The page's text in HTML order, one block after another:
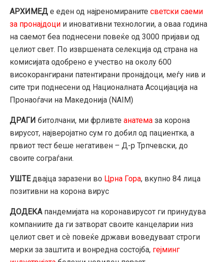
АРХИМЕД е еден од најреномираните светски саеми
за пронајдоци и иновативни технологии, а оваа година
на саемот беа поднесени повеќе од 3000 пријави од
целиот свет. По извршената селекција од страна на
комисијата одобрено е учество на околу 600
високорангирани патентирани пронајдоци, меѓу нив и
сите три поднесени од Националната Асоцијација на
Пронаоѓачи на Македонија (NAIM)
ДРАГИ битолчани, ми фрливте анатема за корона
вирусот, најверојатно сум го добил од пациентка, а
првиот тест беше негативен – Д-р Трпчевски, до
своите сограѓани.
УШТЕдвајца заразени во Црна Гора, вкупно 84 лица
позитивни на корона вирус
ДОДЕКА пандемијата на коронавирусот ги принудува
компаниите да ги затворат своите канцеларии низ
целиот свет и сѐ повеќе држави воведуваат строги
мерки за заштита и вонредна состојба, гејминг